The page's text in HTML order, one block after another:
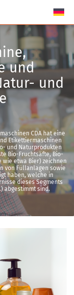
und
und
CDA hat eine
Etikettiermaschinen
und Naturprodukten
Bio-Fruchtsäfte, Bio-
etwa Bier) zeichnen
von Füllanlagen sowie
haben, welche in
dieses Segments
abgestimmt sind.